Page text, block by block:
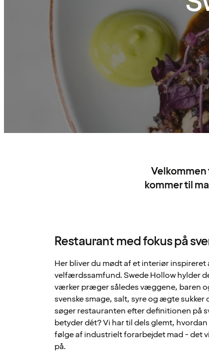
Velkommen
kommer til
Restaurant med fokus på
Her bliver du mødt af et interiør inspireret
velfærdssamfund. Swede Hollow hylder
værker præger således væggene, baren
svenske smage, salt, syre og ægte
søger restauranten efter definitionen på
betyder dét? Vi har til dels glemt,
følge af industrielt forarbejdet mad - det
på.